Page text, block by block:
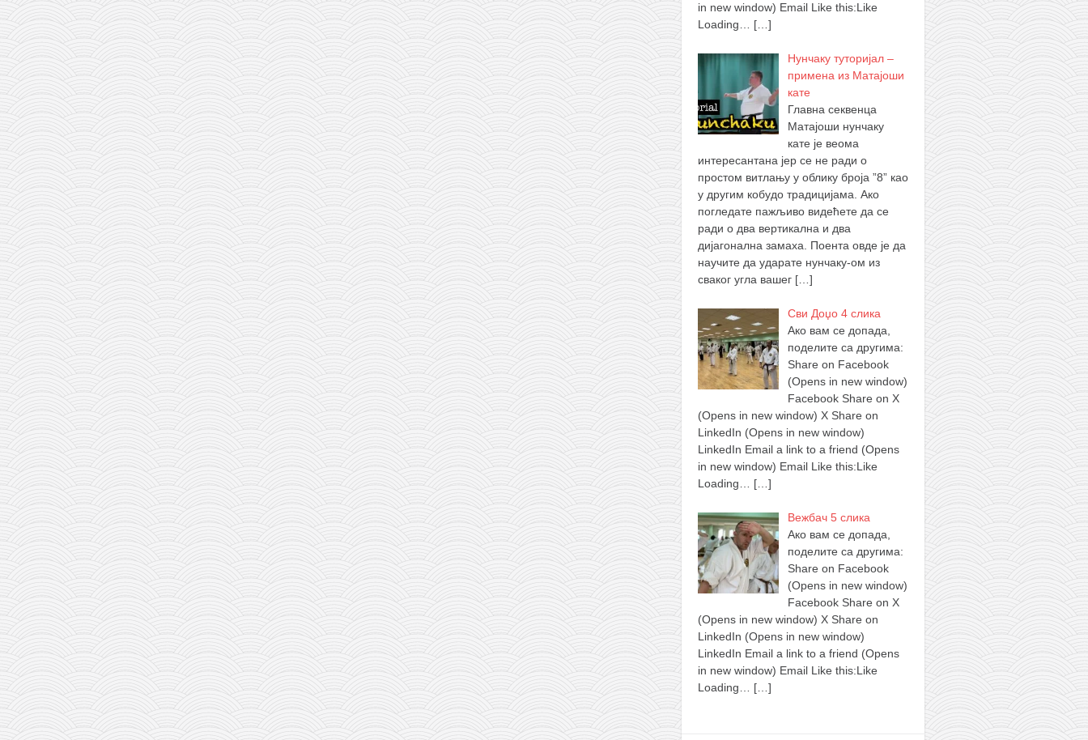
in new window) Email Like this:Like
Loading…
[…]
Нунчаку туторијал –
примена из Матајоши
кате
Главна секвенца
Матајоши нунчаку
кате је веома
интересантана јер се не ради о
простом витлању у облику броја ”8” као
у другим кобудо традицијама. Ако
погледате пажљиво видећете да се
ради о два вертикална и два
дијагонална замаха. Поента овде је да
научите да ударате нунчаку-ом из
сваког угла вашег […]
Сви Доџо 4 слика
Ако вам се допада,
поделите са другима:
Share on Facebook
(Opens in new window)
Facebook Share on X
(Opens in new window) X Share on
LinkedIn (Opens in new window)
LinkedIn Email a link to a friend (Opens
in new window) Email Like this:Like
Loading…
[…]
Вежбач 5 слика
Ако вам се допада,
поделите са другима:
Share on Facebook
(Opens in new window)
Facebook Share on X
(Opens in new window) X Share on
LinkedIn (Opens in new window)
LinkedIn Email a link to a friend (Opens
in new window) Email Like this:Like
Loading…
[…]